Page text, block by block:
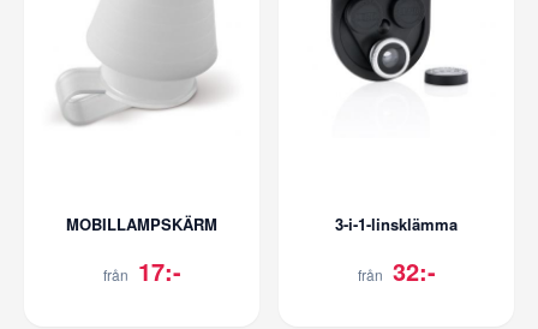
MOBILLAMPSKÄRM
från 17:-
3-i-1-linsklämma
från 32:-